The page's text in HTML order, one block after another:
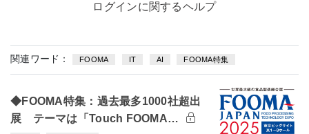
ログインに関するヘルプ
関連ワード： FOOMA IT AI FOOMA特集
◆FOOMA特集：過去最多1000社超出
展 テーマは「Touch FOOMA…